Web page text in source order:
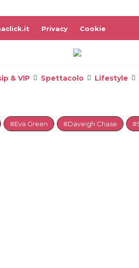
Privacy Cookie
& VIP Spettacolo Lifestyle
#Eva Green #Daveigh Chase